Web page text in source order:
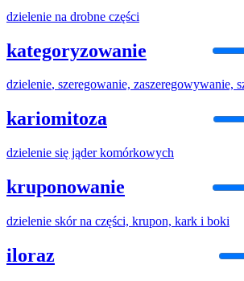
dzielenie na drobne części
kategoryzowanie
dzielenie, szeregowanie, zaszeregowywanie,
kariomitoza
dzielenie się jąder komórkowych
kruponowanie
dzielenie skór na części, krupon, kark i boki
iloraz